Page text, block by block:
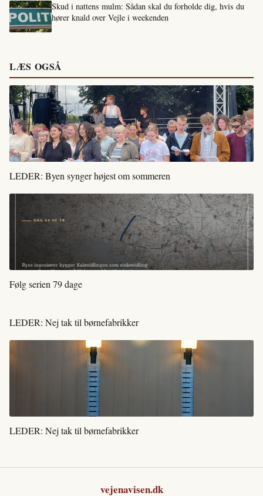
Skud i nattens mulm: Sådan skal du forholde dig, hvis du
hører knald over Vejle i weekenden
LÆS OGSÅ
LEDER: Byen synger højest om sommeren
Følg serien 79 dage
LEDER: Nej tak til børnefabrikker
LEDER: Nej tak til børnefabrikker
vejenavisen.dk